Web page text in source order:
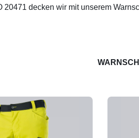
20471 decken wir mit unserem